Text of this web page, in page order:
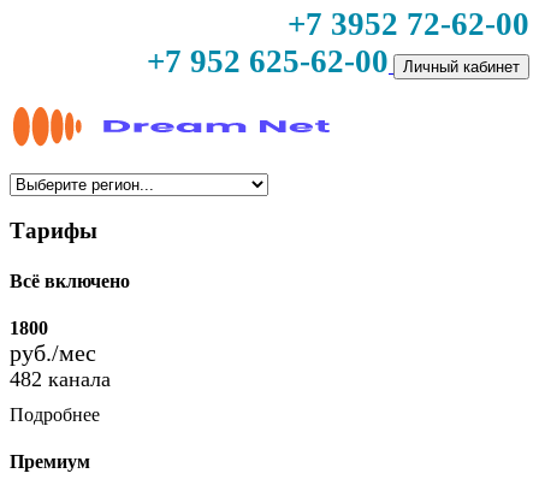
+7 3952 72-62-00
+7 952 625-62-00
Личный кабинет
Тарифы
Всё включено
1800
руб./мес
482 канала
Подробнее
Премиум